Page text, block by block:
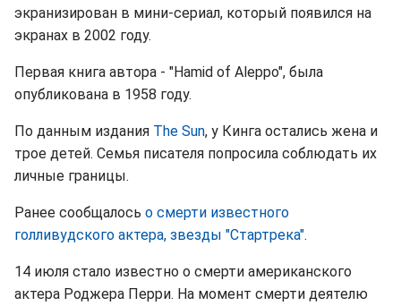
экранизирован в мини-сериал, который появился на
экранах в 2002 году.
Первая книга автора - "Hamid of Aleppo", была
опубликована в 1958 году.
По данным издания The Sun, у Кинга остались жена и
трое детей. Семья писателя попросила соблюдать их
личные границы.
Ранее сообщалось о смерти известного
голливудского актера, звезды "Стартрека".
14 июля стало известно о смерти американского
актера Роджера Перри. На момент смерти деятелю